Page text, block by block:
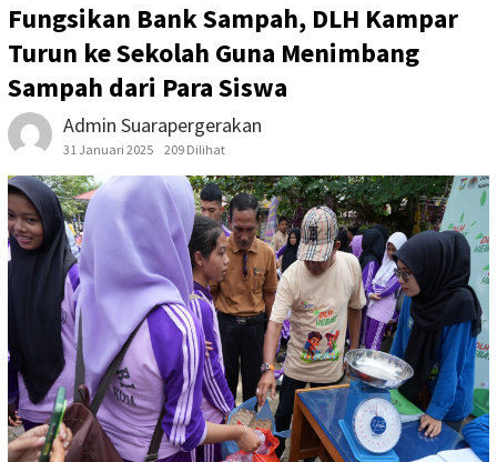
Fungsikan Bank Sampah, DLH Kampar
Turun ke Sekolah Guna Menimbang
Sampah dari Para Siswa
Admin Suarapergerakan
31 Januari 2025 209 Dilihat